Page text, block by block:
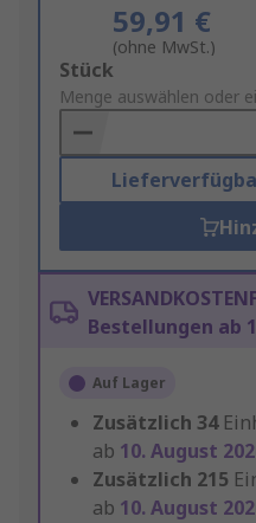
59,91 €
(ohne MwSt.)
Add
to
Basket
Stück
Menge auswählen oder
Bestellungen ab
Auf Lager
Zusätzlich 34
ab 10. August
Zusätzlich 215
ab 10. August